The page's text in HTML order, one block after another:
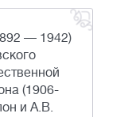
— 1942)
(1906-
и А.В.